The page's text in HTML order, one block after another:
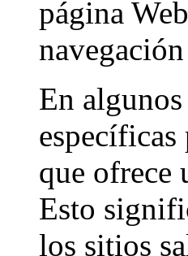
página
En
que ofrece
Esto
los sitios